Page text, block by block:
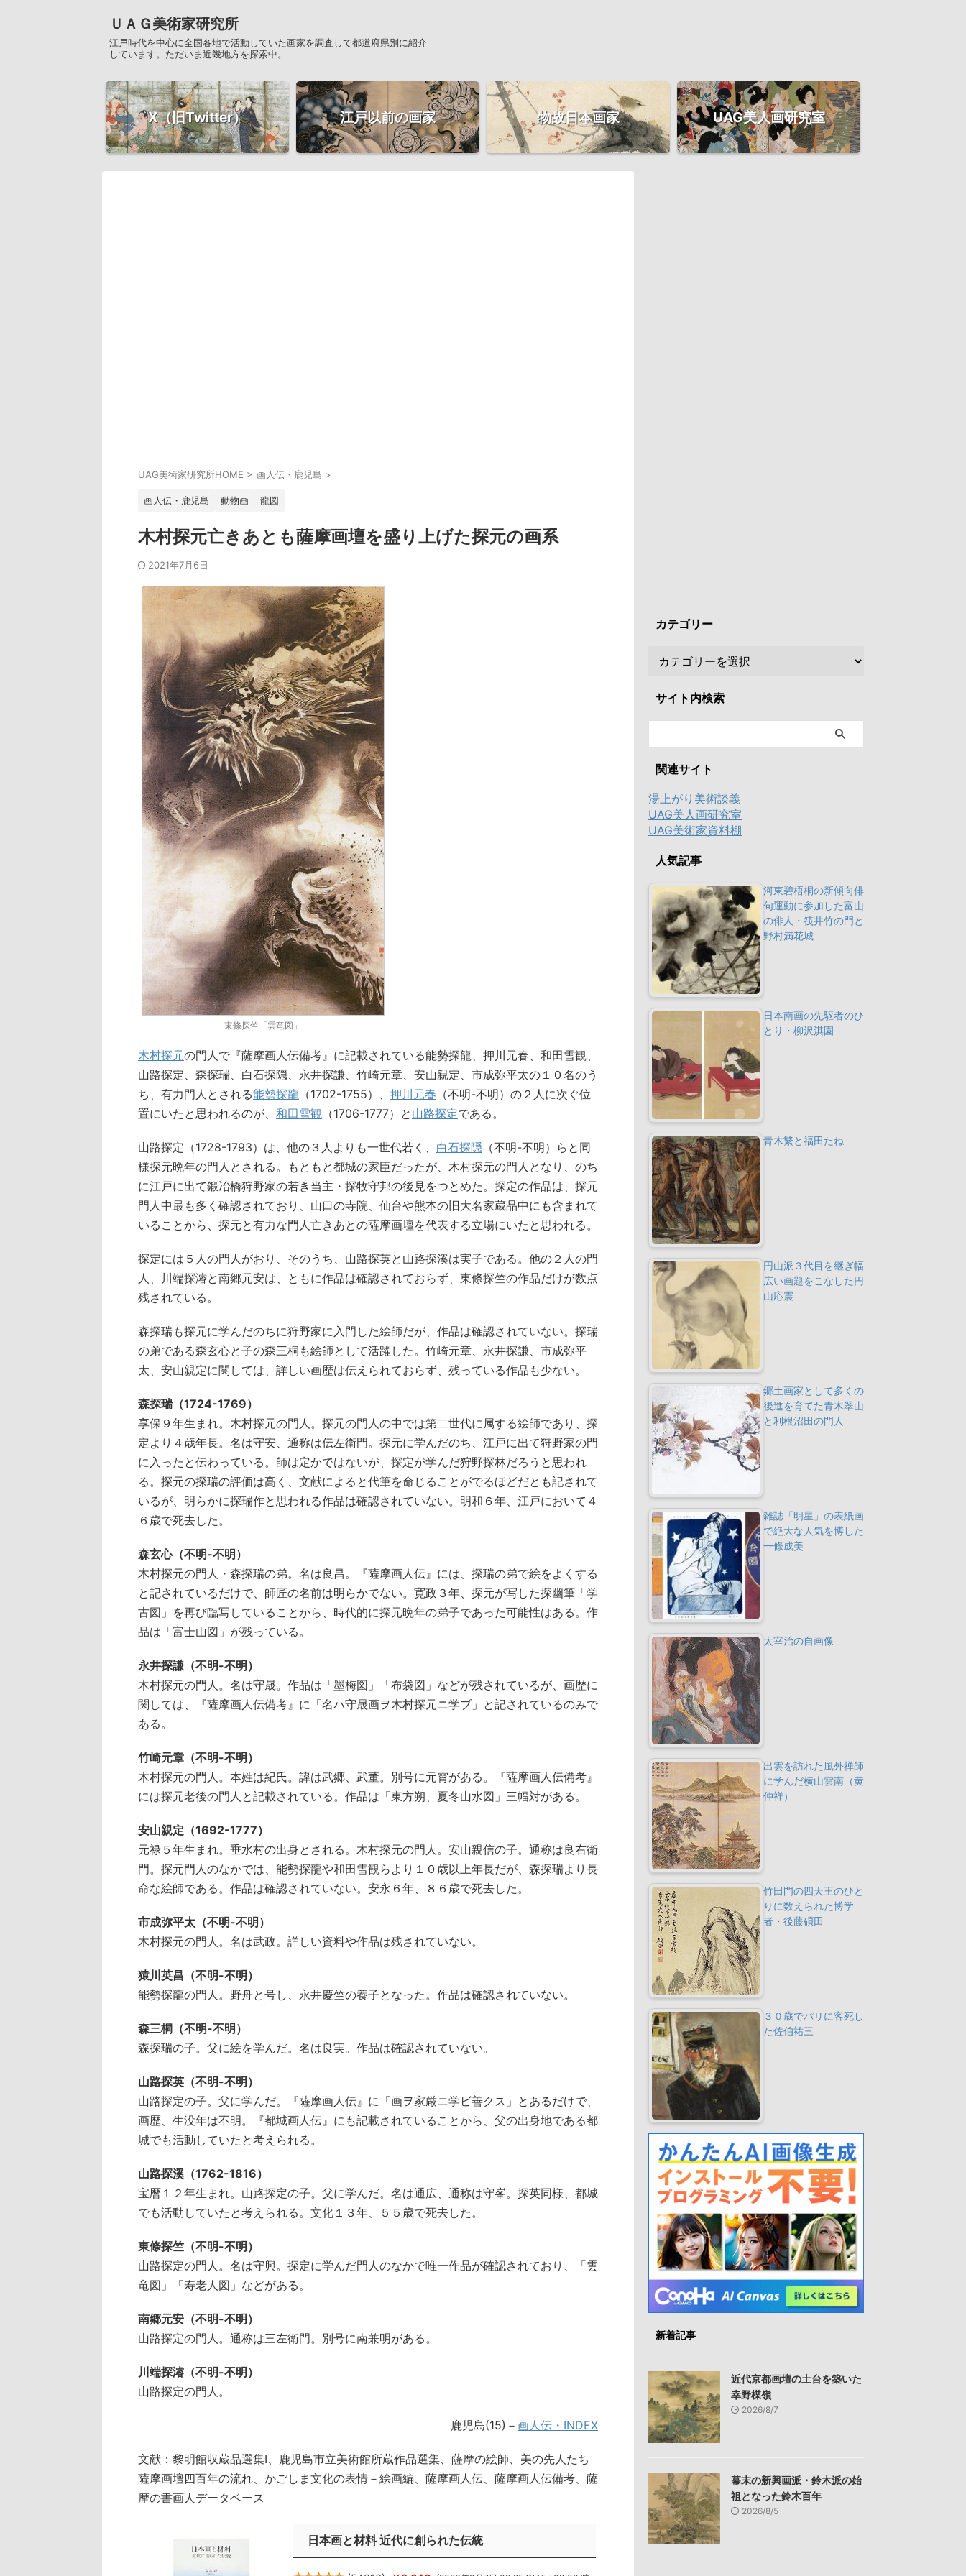
ＵＡＧ美術家研究所
江戸時代を中心に全国各地で活動していた画家を調査して都道府県別に紹介
しています。ただいま近畿地方を探索中。
X（旧Twitter） 江戸以前の画家 物故日本画家 UAG美人画研究室
UAG美術家研究所HOME > 画人伝・鹿児島 >
画人伝・鹿児島 動物画 龍図
木村探元亡きあとも薩摩画壇を盛り上げた探元の画系
2021年7月6日
東條探竺「雲竜図」
木村探元の門人で『薩摩画人伝備考』に記載されている能勢探龍、押川元春、和田雪観、
山路探定、森探瑞、白石探隠、永井探謙、竹崎元章、安山親定、市成弥平太の１０名のう
ち、有力門人とされる能勢探龍 （1702-1755）、 押川元春 （不明-不明）の２人に次ぐ位
置にいたと思われるのが、 和田雪観 （1706-1777）と 山路探定である。
山路探定（1728-1793）は、他の３人よりも一世代若く、 白石探隠 （不明-不明）らと同
様探元晩年の門人とされる。もともと都城の家臣だったが、木村探元の門人となり、のち
に江戸に出て鍛冶橋狩野家の若き当主・探牧守邦の後見をつとめた。探定の作品は、探元
門人中最も多く確認されており、山口の寺院、仙台や熊本の旧大名家蔵品中にも含まれて
いることから、探元と有力な門人亡きあとの薩摩画壇を代表する立場にいたと思われる。
探定には５人の門人がおり、そのうち、山路探英と山路探溪は実子である。他の２人の門
人、川端探濬と南郷元安は、ともに作品は確認されておらず、東條探竺の作品だけが数点
残されている。
森探瑞も探元に学んだのちに狩野家に入門した絵師だが、作品は確認されていない。探瑞
の弟である森玄心と子の森三桐も絵師として活躍した。竹崎元章、永井探謙、市成弥平
太、安山親定に関しては、詳しい画歴は伝えられておらず、残っている作品も少ない。
森探瑞（1724-1769）
享保９年生まれ。木村探元の門人。探元の門人の中では第二世代に属する絵師であり、探
定より４歳年長。名は守安、通称は伝左衛門。探元に学んだのち、江戸に出て狩野家の門
に入ったと伝わっている。師は定かではないが、探定が学んだ狩野探林だろうと思われ
る。探元の探瑞の評価は高く、文献によると代筆を命じることがでるほどだとも記されて
いるが、明らかに探瑞作と思われる作品は確認されていない。明和６年、江戸において４
６歳で死去した。
森玄心（不明-不明）
木村探元の門人・森探瑞の弟。名は良昌。『薩摩画人伝』には、探瑞の弟で絵をよくする
と記されているだけで、師匠の名前は明らかでない。寛政３年、探元が写した探幽筆「学
古図」を再び臨写していることから、時代的に探元晩年の弟子であった可能性はある。作
品は「富士山図」が残っている。
永井探謙（不明-不明）
木村探元の門人。名は守晟。作品は「墨梅図」「布袋図」などが残されているが、画歴に
関しては、『薩摩画人伝備考』に「名ハ守晟画ヲ木村探元ニ学ブ」と記されているのみで
ある。
竹崎元章（不明-不明）
木村探元の門人。本姓は紀氏。諱は武郷、武董。別号に元霄がある。『薩摩画人伝備考』
には探元老後の門人と記載されている。作品は「東方朔、夏冬山水図」三幅対がある。
安山親定（1692-1777）
元禄５年生まれ。垂水村の出身とされる。木村探元の門人。安山親信の子。通称は良右衛
門。探元門人のなかでは、能勢探龍や和田雪観らより１０歳以上年長だが、森探瑞より長
命な絵師である。作品は確認されていない。安永６年、８６歳で死去した。
市成弥平太（不明-不明）
木村探元の門人。名は武政。詳しい資料や作品は残されていない。
猿川英昌（不明-不明）
能勢探龍の門人。野舟と号し、永井慶竺の養子となった。作品は確認されていない。
森三桐（不明-不明）
森探瑞の子。父に絵を学んだ。名は良実。作品は確認されていない。
山路探英（不明-不明）
山路探定の子。父に学んだ。『薩摩画人伝』に「画ヲ家厳ニ学ビ善クス」とあるだけで、
画歴、生没年は不明。『都城画人伝』にも記載されていることから、父の出身地である都
城でも活動していたと考えられる。
山路探溪（1762-1816）
宝暦１２年生まれ。山路探定の子。父に学んだ。名は通広、通称は守峯。探英同様、都城
でも活動していたと考えられる。文化１３年、５５歳で死去した。
東條探竺（不明-不明）
山路探定の門人。名は守興。探定に学んだ門人のなかで唯一作品が確認されており、「雲
竜図」「寿老人図」などがある。
南郷元安（不明-不明）
山路探定の門人。通称は三左衛門。別号に南兼明がある。
川端探濬（不明-不明）
山路探定の門人。
鹿児島(15)－ 画人伝・INDEX
文献：黎明館収蔵品選集Ⅰ、鹿児島市立美術館所蔵作品選集、薩摩の絵師、美の先人たち
薩摩画壇四百年の流れ、かごしま文化の表情－絵画編、薩摩画人伝、薩摩画人伝備考、薩
摩の書画人データベース
日本画と材料 近代に創られた伝統
カテゴリー
サイト内検索
関連サイト
湯上がり美術談義
UAG美人画研究室
UAG美術家資料棚
人気記事
河東碧梧桐の新傾向俳
句運動に参加した富山
の俳人・筏井竹の門と
野村満花城
日本南画の先駆者のひ
とり・柳沢淇園
青木繁と福田たね
円山派３代目を継ぎ幅
広い画題をこなした円
山応震
郷土画家として多くの
後進を育てた青木翠山
と利根沼田の門人
雑誌「明星」の表紙画
で絶大な人気を博した
一條成美
太宰治の自画像
出雲を訪れた風外禅師
に学んだ横山雲南（黄
仲祥）
竹田門の四天王のひと
りに数えられた博学
者・後藤碩田
３０歳でパリに客死し
た佐伯祐三
新着記事
近代京都画壇の土台を築いた
幸野楳嶺
2026/8/7
幕末の新興画派・鈴木派の始
祖となった鈴木百年
2026/8/5